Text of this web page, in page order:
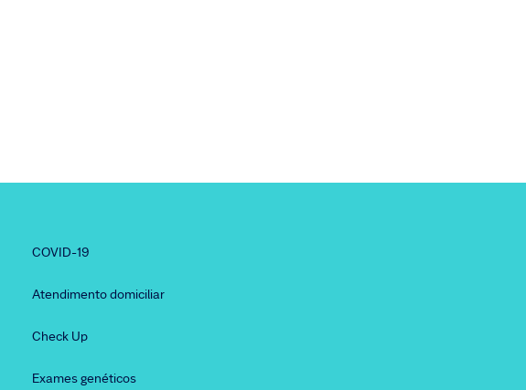
COVID-19
Atendimento domiciliar
Check Up
Exames genéticos